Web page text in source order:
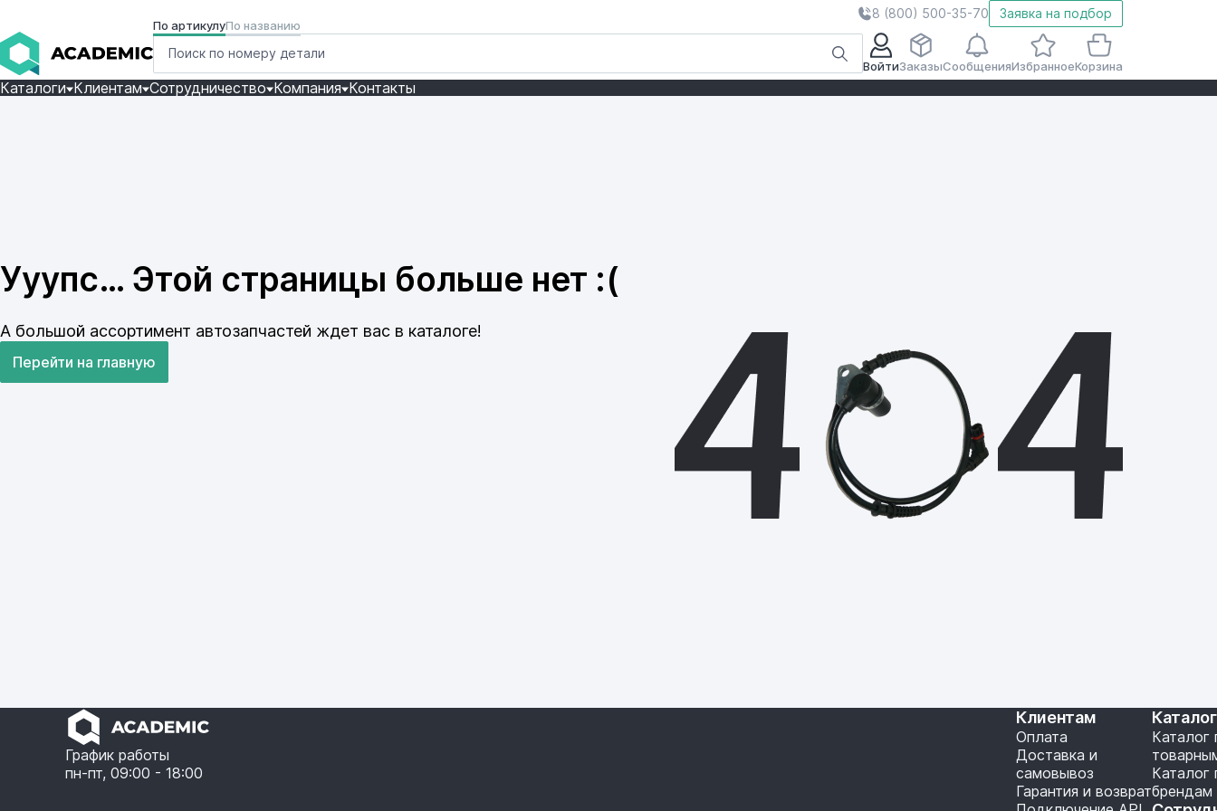
8 (800) 500-35-70 Заявка на подбор
По артикулуПо названию
ВойтиЗаказыСообщенияИзбранноеКорзина
Каталоги Клиентам Сотрудничество Компания Контакты
Ууупс… Этой страницы больше нет :(
А большой ассортимент автозапчастей ждет вас в каталоге!
Перейти на главную
График работы
пн-пт, 09:00 - 18:00
Клиентам
Оплата
Доставка и
самовывоз
Гарантия и возврат
Каталог
Каталог
брендам